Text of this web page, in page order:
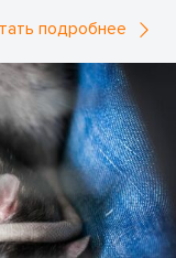
подробнее